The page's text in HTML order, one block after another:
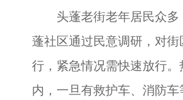
头蓬老街老年居民众多
蓬社区通过民意调研，对
行，紧急情况需快速放行
内，一旦有救护车、消防